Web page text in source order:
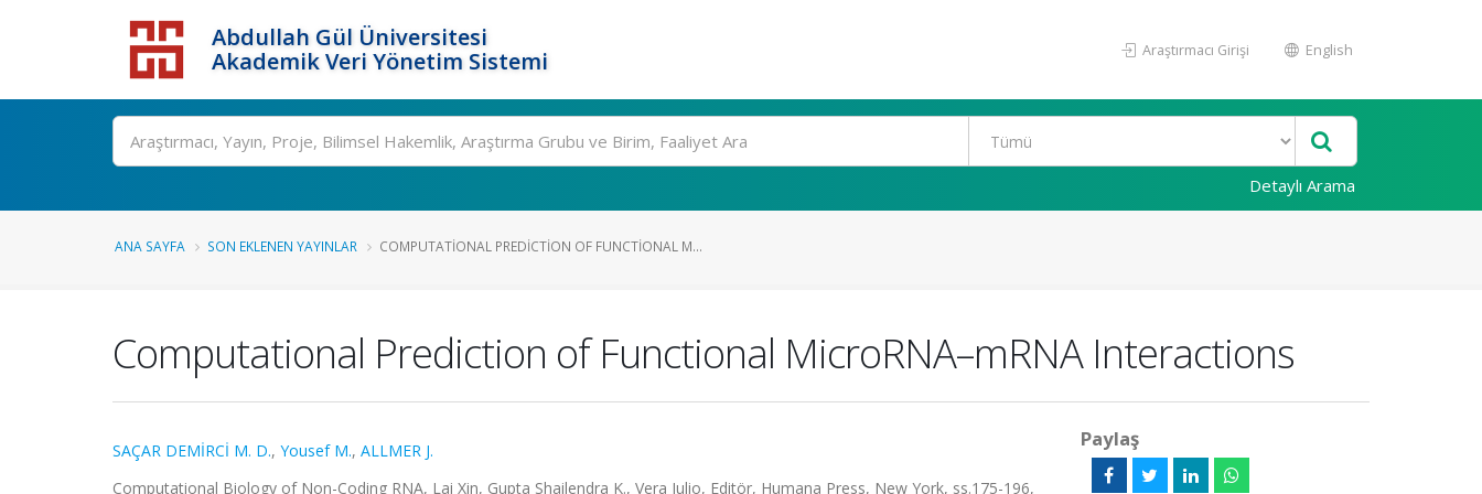
Abdullah Gül Üniversitesi
Akademik Veri Yönetim Sistemi
Araştırmacı Girişi English
Detaylı Arama
ANA SAYFA SON EKLENEN YAYINLAR COMPUTATIONAL PREDICTION OF FUNCTIONAL M...
Computational Prediction of Functional MicroRNA–mRNA Interactions
SAÇAR DEMİRCİ M. D., Yousef M., ALLMER J.
Computational Biology of Non-Coding RNA, Lai Xin, Gupta Shailendra K., Vera Julio, Editör, Humana Press, New York, ss.175-196,
Paylaş